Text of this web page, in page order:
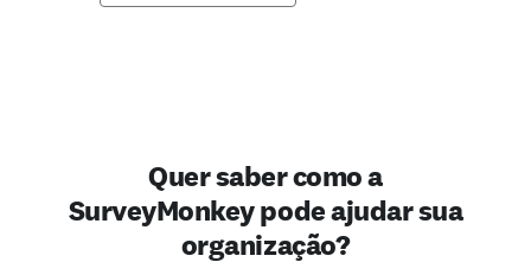
Quer saber como a
SurveyMonkey pode ajudar sua
organização?